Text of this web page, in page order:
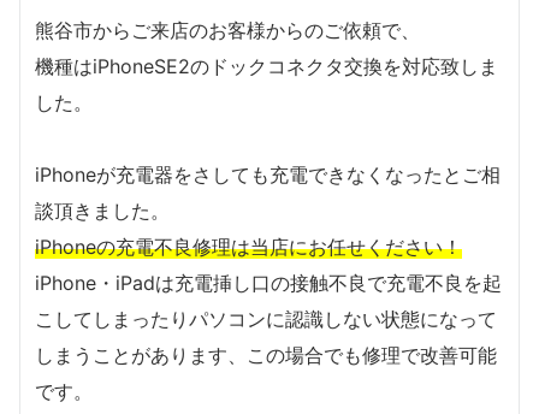
熊谷市からご来店のお客様からのご依頼で、
機種はiPhoneSE2のドックコネクタ交換を対応致しま
した。
iPhoneが充電器をさしても充電できなくなったとご相
談頂きました。
iPhoneの充電不良修理は当店にお任せください！
iPhone・iPadは充電挿し口の接触不良で充電不良を起
こしてしまったりパソコンに認識しない状態になって
しまうことがあります、この場合でも修理で改善可能
です。